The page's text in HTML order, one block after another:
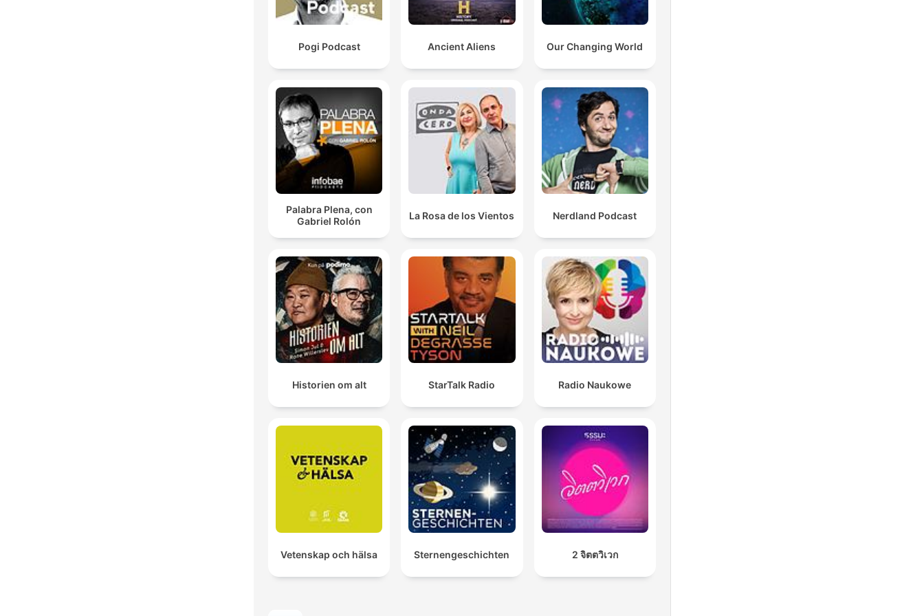
Pogi Podcast Ancient Aliens Our Changing World
Palabra Plena, con
Gabriel Rolón
La Rosa de los Vientos Nerdland Podcast
Historien om alt StarTalk Radio Radio Naukowe
Vetenskap och hälsa Sternengeschichten 2 จิตตวิเวก